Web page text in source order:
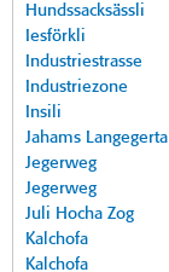
Hundssacksässli
Iesförkli
Industriestrasse
Industriezone
Insili
Jahams Langegerta
Jegerweg
Jegerweg
Juli Hocha Zog
Kalchofa
Kalchofa